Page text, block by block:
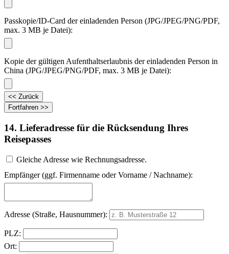
Passkopie/ID-Card der einladenden Person (JPG/JPEG/PNG/PDF,
max. 3 MB je Datei):
Kopie der gültigen Aufenthaltserlaubnis der einladenden Person in
China (JPG/JPEG/PNG/PDF, max. 3 MB je Datei):
14. Lieferadresse für die Rücksendung Ihres
Reisepasses
Gleiche Adresse wie Rechnungsadresse.
Empfänger (ggf. Firmenname oder Vorname / Nachname):
Adresse (Straße, Hausnummer):
PLZ:
Ort: